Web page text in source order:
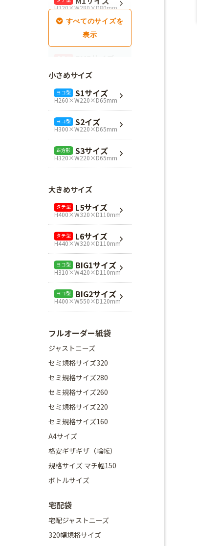
H320×W280×D80mm
SM1サイズ
H280×W260×D100mm
SM3サイズ
H360×W260×D100mm
L4サイズ
H360×W320×D110mm
L1サイズ
H240×W320×D110mm
正方形 Mスクエア
H280×W280×D80mm
正方形 Lスクエア
H320×W320×D110mm
小さめサイズ
ヨコ型 S1サイズ
H260×W220×D65mm
ヨコ型 S2イズ
H300×W220×D65mm
正方形 S3サイズ
H320×W220×D65mm
大きめサイズ
タテ型 L5サイズ
H400×W320×D110mm
タテ型 L6サイズ
H440×W320×D110mm
ヨコ型 BIG1サイズ
H310×W420×D110mm
ヨコ型 BIG2サイズ
H400×W550×D120mm
フルオーダー紙袋
ジャストニーズ
セミ規格サイズ320
セミ規格サイズ280
セミ規格サイズ260
セミ規格サイズ220
セミ規格サイズ160
A4サイズ
格安ギザギザ（輪転）
規格サイズ マチ幅150
ボトルサイズ
宅配袋
宅配ジャストニーズ
320幅規格サイズ